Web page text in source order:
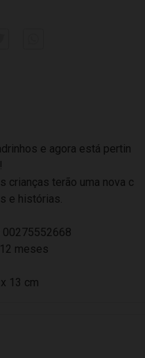
e agora está pertin
crianças terão uma nova c
e histórias.
00275552668
meses
13 cm